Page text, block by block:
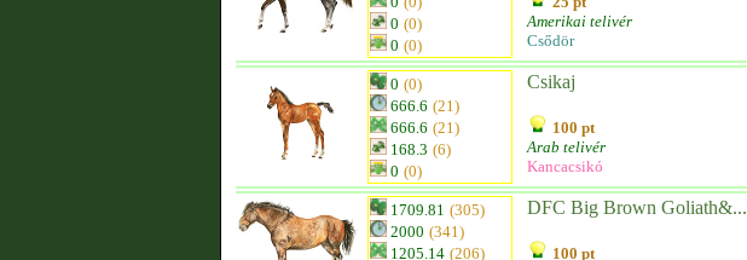
0 (0)
0 (0)
Amerikai telivér
Csődör
0 (0)
666.6 (21)
666.6 (21)
168.3 (6)
0 (0)
Csikaj
100 pt
Arab telivér
Kancacsikó
1709.81 (305)
2000 (341)
1205.14 (206)
DFC Big Brown Goliath&...
100 pt